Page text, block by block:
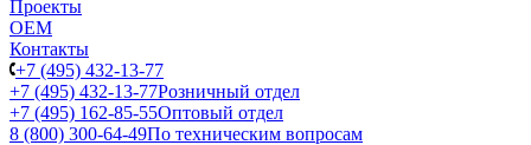
Проекты
ОЕМ
Контакты
+7 (495) 432-13-77
+7 (495) 432-13-77Розничный отдел
+7 (495) 162-85-55Оптовый отдел
8 (800) 300-64-49По техническим вопросам